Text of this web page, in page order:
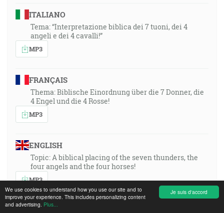
Je suis d'accord
We use cookies to understand how you use our site and to
improve your experience. This includes personalizing content
and advertising. Plus...
ITALIANO
Tema: “Interpretazione biblica dei 7 tuoni, dei 4
angeli e dei 4 cavalli!”
MP3
FRANÇAIS
Thema: Biblische Einordnung über die 7 Donner, die
4 Engel und die 4 Rosse!
MP3
ENGLISH
Topic: A biblical placing of the seven thunders, the
four angels and the four horses!
MP3
ROMÂNA